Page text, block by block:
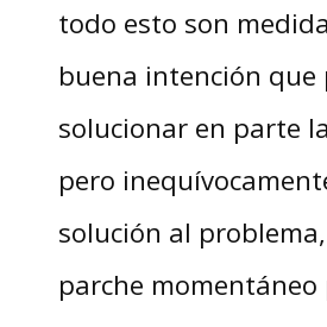
todo esto son
buena intención que
solucionar en parte
pero
solución al
parche momentáneo